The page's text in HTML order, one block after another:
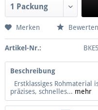
Merken Bewerten
Artikel-Nr.:
Beschreibung
Erstklassiges Rohmaterial
präzises, schnelles... mehr